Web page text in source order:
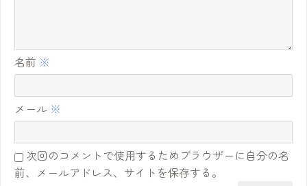
名前 ※
メール ※
次回のコメントで使用するためブラウザーに自分の名
前、メールアドレス、サイトを保存する。